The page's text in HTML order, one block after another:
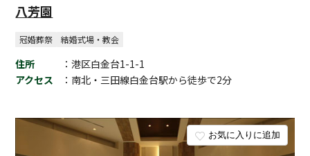
お気に入りに追加
八芳園
冠婚葬祭 結婚式場・教会
住所
：港区白金台1-1-1
アクセス
：南北・三田線白金台駅から徒歩で2分